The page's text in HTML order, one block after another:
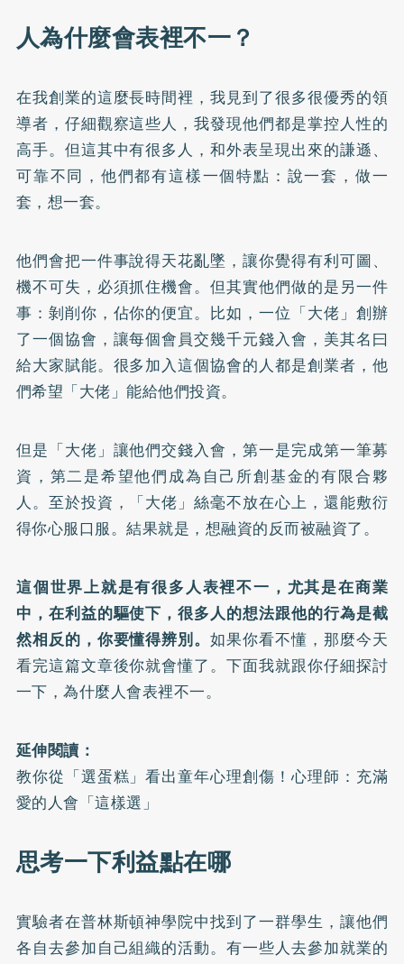
人為什麼會表裡不一？
在我創業的這麼長時間裡，我見到了很多很優秀的領
導者，仔細觀察這些人，我發現他們都是掌控人性的
高手。但這其中有很多人，和外表呈現出來的謙遜、
可靠不同，他們都有這樣一個特點：說一套，做一
套，想一套。
他們會把一件事說得天花亂墜，讓你覺得有利可圖、
機不可失，必須抓住機會。但其實他們做的是另一件
事：剝削你，佔你的便宜。比如，一位「大佬」創辦
了一個協會，讓每個會員交幾千元錢入會，美其名曰
給大家賦能。很多加入這個協會的人都是創業者，他
們希望「大佬」能給他們投資。
但是「大佬」讓他們交錢入會，第一是完成第一筆募
資，第二是希望他們成為自己所創基金的有限合夥
人。至於投資，「大佬」絲毫不放在心上，還能敷衍
得你心服口服。結果就是，想融資的反而被融資了。
這個世界上就是有很多人表裡不一，尤其是在商業
中，在利益的驅使下，很多人的想法跟他的行為是截
然相反的，你要懂得辨別。如果你看不懂，那麼今天
看完這篇文章後你就會懂了。下面我就跟你仔細探討
一下，為什麼人會表裡不一。
延伸閱讀：
教你從「選蛋糕」看出童年心理創傷！心理師：充滿
愛的人會「這樣選」
思考一下利益點在哪
實驗者在普林斯頓神學院中找到了一群學生，讓他們
各自去參加自己組織的活動。有一些人去參加就業的